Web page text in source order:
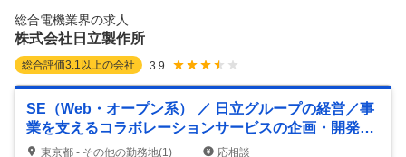
法定届け出業務 ・社内申請・報告書類の作成およびチェック ・関連資料
の整理・電子化、文書管理 ・備品・保護具等の在庫管理および発
総合電機業界の求人
株式会社日立製作所
総合評価3.1 以上の会社 3.9
SE（Web・オープン系） ／ 日立グループの経営／事
業を支えるコラボレーションサービスの企画・開発の
技術的取り纏め
東京都 - その他の勤務地(1)
応相談